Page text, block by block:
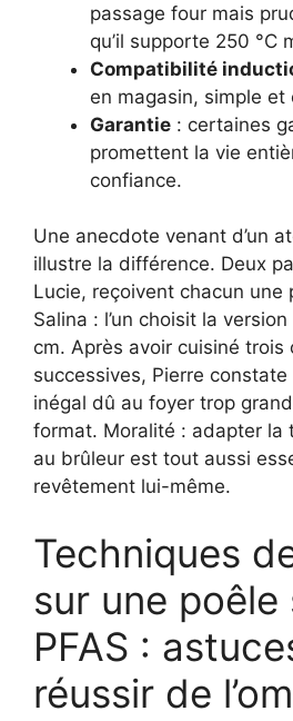
passage four mais
qu’il supporte 250 °C
Compatibilité
en magasin, simple et
Garantie : certaines
promettent la vie
confiance.
Une anecdote venant d’un
illustre la différence. Deux
Lucie, reçoivent chacun une
Salina : l’un choisit la
cm. Après avoir cuisiné trois
successives, Pierre
inégal dû au foyer trop
format. Moralité : adapter la
au brûleur est tout aussi
revêtement lui-même.
Techniques
sur une poêle
PFAS :
réussir de